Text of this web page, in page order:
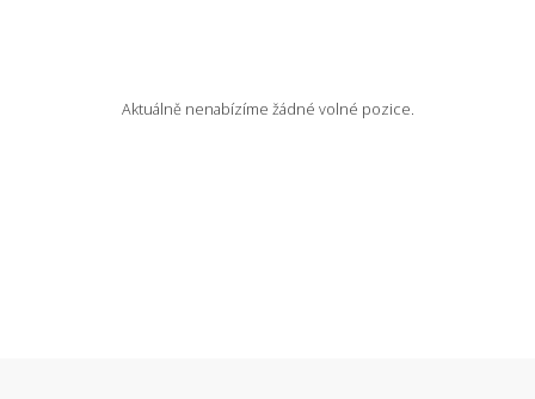
Aktuálně nenabízíme žádné volné pozice.